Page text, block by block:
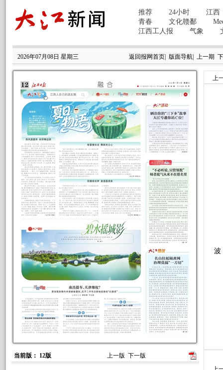
2026年07月08日 星期三 返回报网首页| 版面导航| 上一期
当前版： 12版 上一版 下一版
上
波